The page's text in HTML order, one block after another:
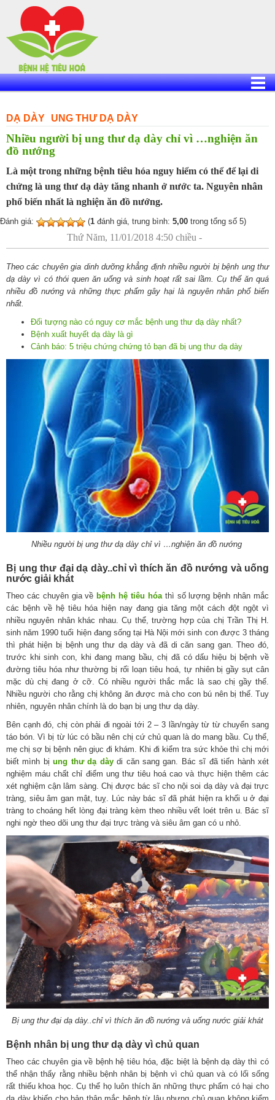
content
DẠ DÀY UNG THƯ DẠ DÀY
Nhiều người bị ung thư dạ dày chỉ vì …nghiện ăn
đồ nướng
Là một trong những bệnh tiêu hóa nguy hiểm có thể để lại di
chứng là ung thư dạ dày tăng nhanh ở nước ta. Nguyên nhân
phổ biến nhất là nghiện ăn đồ nướng.
Đánh giá: (1 đánh giá, trung bình: 5,00 trong tổng số 5)
Thứ Năm, 11/01/2018 4:50 chiều -
Theo các chuyên gia dinh dưỡng khẳng định nhiều người bị bệnh ung thư
dạ dày vì có thói quen ăn uống và sinh hoạt rất sai lầm. Cụ thể ăn quá
nhiều đồ nướng và những thực phẩm gây hại là nguyên nhân phổ biến
nhất.
Đối tượng nào có nguy cơ mắc bệnh ung thư dạ dày nhất?
Bệnh xuất huyết dạ dày là gì
Cảnh báo: 5 triệu chứng chứng tỏ bạn đã bị ung thư dạ dày
Nhiều người bị ung thư dạ dày chỉ vì …nghiện ăn đồ nướng
Bị ung thư đại dạ dày..chỉ vì thích ăn đồ nướng và uống
nước giải khát
Theo các chuyên gia về bệnh hệ tiêu hóathì số lượng bệnh nhân mắc
các bệnh về hệ tiêu hóa hiện nay đang gia tăng một cách đột ngột vì
nhiều nguyên nhân khác nhau. Cụ thể, trường hợp của chị Trần Thị H.
sinh năm 1990 tuổi hiện đang sống tại Hà Nội mới sinh con được 3 tháng
thì phát hiện bị bệnh ung thư dạ dày và đã di căn sang gan. Theo đó,
trước khi sinh con, khi đang mang bầu, chị đã có dấu hiệu bị bệnh về
đường tiêu hóa như thường bị rối loạn tiêu hoá, tự nhiên bị gầy sụt cân
mặc dù chị đang ở cỡ. Có nhiều người thắc mắc là sao chị gầy thế.
Nhiều người cho rằng chị không ăn được mà cho con bú nên bị thế. Tuy
nhiên, nguyên nhân chính là do bạn bị ung thư dạ dày.
Bên cạnh đó, chị còn phải đi ngoài tới 2 – 3 lần/ngày từ từ chuyển sang
táo bón. Vì bị từ lúc có bầu nên chị cứ chủ quan là do mang bầu. Cụ thể,
mẹ chị sợ bị bệnh nên giục đi khám. Khi đi kiểm tra sức khỏe thì chị mới
biết mình bịung thư dạ dàydi căn sang gan. Bác sĩ đã tiến hành xét
nghiệm máu chất chỉ điểm ung thư tiêu hoá cao và thực hiện thêm các
xét nghiệm cận lâm sàng. Chị được bác sĩ cho nội soi dạ dày và đại trực
tràng, siêu âm gan mật, tuỵ. Lúc này bác sĩ đã phát hiện ra khối u ở đại
tràng to choáng hết lòng đại tràng kèm theo nhiều vết loét trên u. Bác sĩ
nghi ngờ theo dõi ung thư đại trực tràng và siêu âm gan có u nhỏ.
Bị ung thư đại dạ dày..chỉ vì thích ăn đồ nướng và uống nước giải khát
Bệnh nhân bị ung thư dạ dày vì chủ quan
Theo các chuyên gia về bệnh hệ tiêu hóa, đặc biệt là bệnh dạ dày thì có
thể nhận thấy rằng nhiều bệnh nhân bị bệnh vì chủ quan và có lối sống
rất thiếu khoa học. Cụ thể họ luôn thích ăn những thực phẩm có hại cho